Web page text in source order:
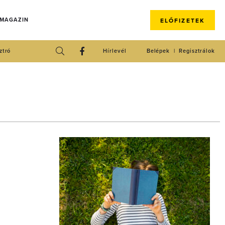
ELŐFIZETEK
Regisztrálok
Belépek
Hírlevél